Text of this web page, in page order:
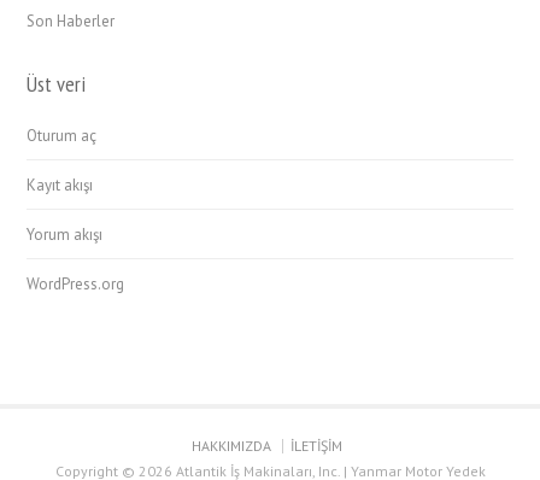
Son Haberler
Üst veri
Oturum aç
Kayıt akışı
Yorum akışı
WordPress.org
HAKKIMIZDA
İLETİŞİM
Copyright © 2026 Atlantik İş Makinaları, Inc. | Yanmar Motor Yedek